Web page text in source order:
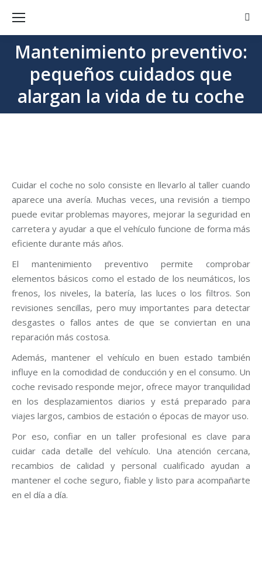
Mantenimiento preventivo:
pequeños cuidados que
alargan la vida de tu coche
Estás aquí:
Cuidar el coche no solo consiste en llevarlo al taller cuando
aparece una avería. Muchas veces, una revisión a tiempo
puede evitar problemas mayores, mejorar la seguridad en
carretera y ayudar a que el vehículo funcione de forma más
eficiente durante más años.
El mantenimiento preventivo permite comprobar
elementos básicos como el estado de los neumáticos, los
frenos, los niveles, la batería, las luces o los filtros. Son
revisiones sencillas, pero muy importantes para detectar
desgastes o fallos antes de que se conviertan en una
reparación más costosa.
Además, mantener el vehículo en buen estado también
influye en la comodidad de conducción y en el consumo. Un
coche revisado responde mejor, ofrece mayor tranquilidad
en los desplazamientos diarios y está preparado para
viajes largos, cambios de estación o épocas de mayor uso.
Por eso, confiar en un taller profesional es clave para
cuidar cada detalle del vehículo. Una atención cercana,
recambios de calidad y personal cualificado ayudan a
mantener el coche seguro, fiable y listo para acompañarte
en el día a día.